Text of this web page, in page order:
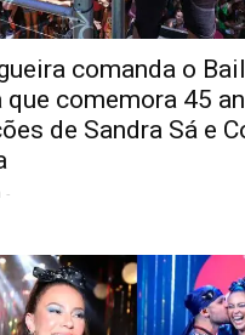
comanda o
que comemora 45
de Sandra Sá e
-